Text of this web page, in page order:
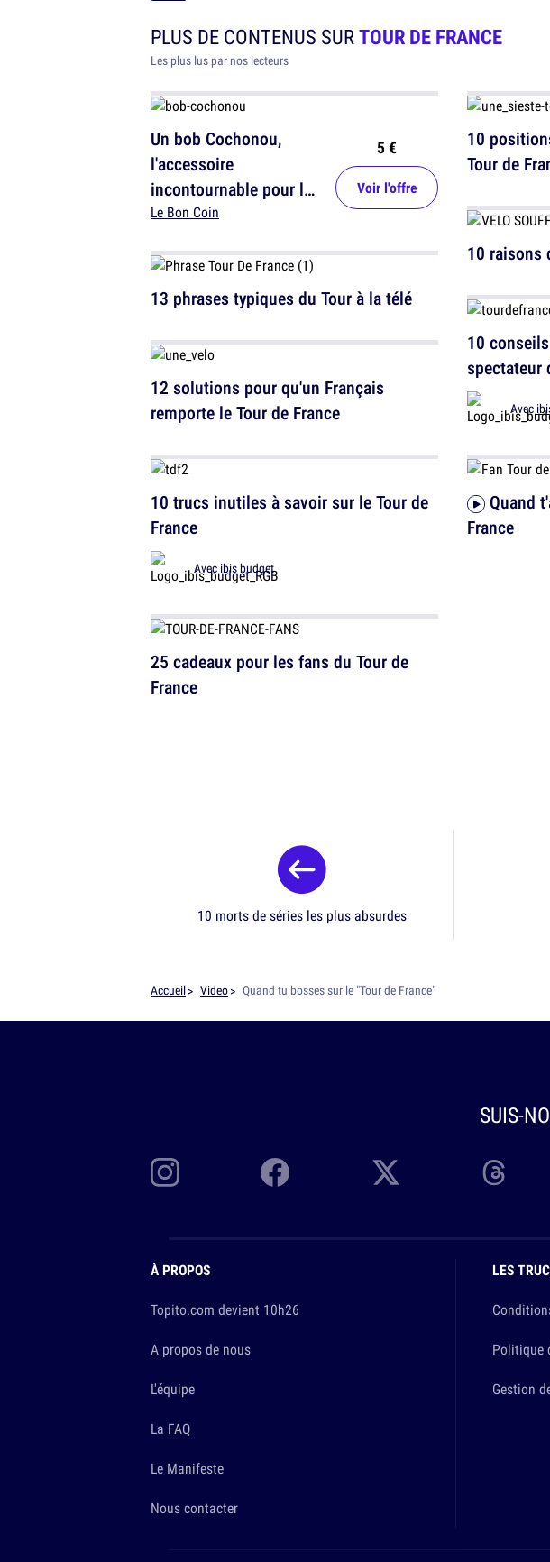
PLUS DE CONTENUS SURTOUR DE FRANCE
Les plus lus par nos lecteurs
Un bob Cochonou,
l'accessoire
incontournable pour les
fans de sauciflard
Le Bon Coin
5 €
Voir l'offre
13 phrases typiques du Tour à la télé
12 solutions pour qu'un Français
remporte le Tour de France
10 trucs inutiles à savoir sur le Tour de
France
Avec ibis budget
25 cadeaux pour les fans du Tour de
France
10
Tour de
10 raisons
10
spectateur
Avec
France
10 morts de séries les plus absurdes
Accueil Video Quand tu bosses sur le "Tour de France"
SUIS-
À PROPOS
Topito.com devient 10h26
A propos de nous
L'équipe
La FAQ
Le Manifeste
Nous contacter
LES
Politique
Gestion